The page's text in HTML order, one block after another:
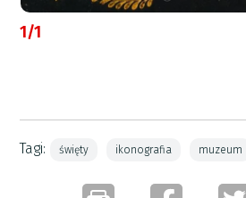
1/1
Tagi: święty ikonografia muzeum